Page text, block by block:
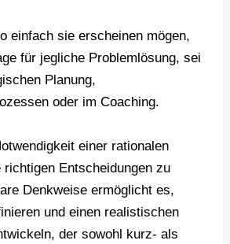
einfach sie erscheinen mögen,
für jegliche Problemlösung, sei
Planung,
oder im Coaching.
einer rationalen
Entscheidungen zu
Denkweise ermöglicht es,
und einen realistischen
der sowohl kurz- als